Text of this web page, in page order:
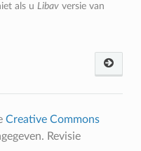
als u Libav versie van
Creative Commons
Revisie